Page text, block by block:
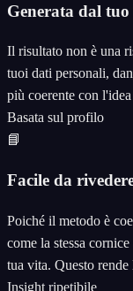
Generata dal
Il risultato non è una
tuoi dati personali,
più coerente con
Basata sul profilo
📘
Facile da
Poiché il metodo è
come la stessa
tua vita. Questo
Insight ripetibile